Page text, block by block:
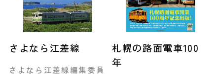
さよなら江差線
さよなら江差線編集委員
札幌の路面電車100
年